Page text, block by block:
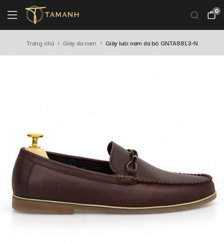
0
Trang chủ Giày da nam Giày lười nam da bò GNTA8813-N